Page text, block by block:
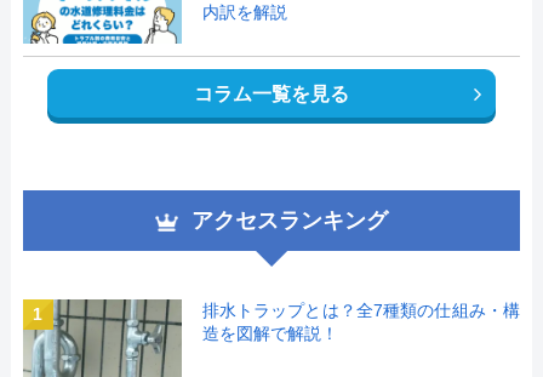
内訳を解説
コラム一覧を見る
アクセスランキング
1
排水トラップとは？全7種類の仕組み・構
造を図解で解説！